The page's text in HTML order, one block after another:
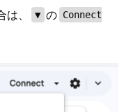
、 ▼ の Connect